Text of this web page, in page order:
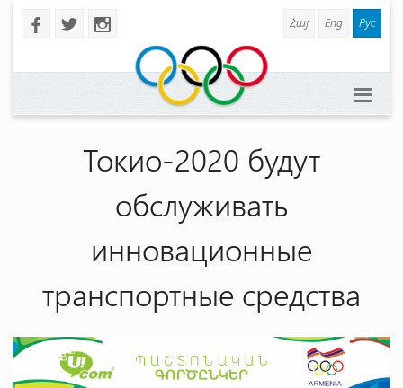
b a x Հայ Eng Рус
Токио-2020 будут
обслуживать
инновационные
транспортные средства